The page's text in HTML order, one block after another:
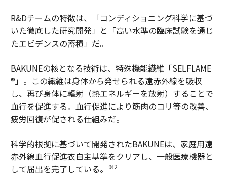
R&Dチームの特徴は、「コンディショニング科学に基づ
いた徹底した研究開発」と「高い水準の臨床試験を通じ
たエビデンスの蓄積」だ。
BAKUNEの核となる技術は、特殊機能繊維「SELFLAME
®」。この繊維は身体から発せられる遠赤外線を吸収
し、再び身体に輻射（熱エネルギーを放射）することで
血行を促進する。血行促進により筋肉のコリ等の改善、
疲労回復が促される仕組みだ。
科学的根拠に基づいて開発されたBAKUNEは、家庭用遠
赤外線血行促進衣自主基準をクリアし、一般医療機器と
して届出を完了している。
※2